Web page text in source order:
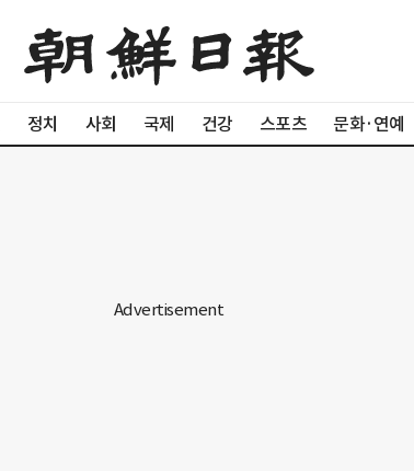
정치 사회 국제 건강 스포츠 문화·연예